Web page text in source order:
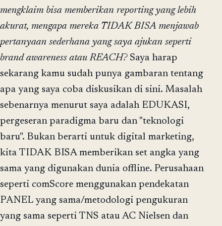
mengklaim bisa memberikan reporting yang lebih
akurat, mengapa mereka TIDAK BISA menjawab
pertanyaan sederhana yang saya ajukan seperti
brand awareness atau REACH?Saya harap
sekarang kamu sudah punya gambaran tentang
apa yang saya coba diskusikan di sini. Masalah
sebenarnya menurut saya adalah EDUKASI,
pergeseran paradigma baru dan "teknologi
baru". Bukan berarti untuk digital marketing,
kita TIDAK BISA memberikan set angka yang
sama yang digunakan dunia offline. Perusahaan
seperti comScore menggunakan pendekatan
PANEL yang sama/metodologi pengukuran
yang sama seperti TNS atau AC Nielsen dan